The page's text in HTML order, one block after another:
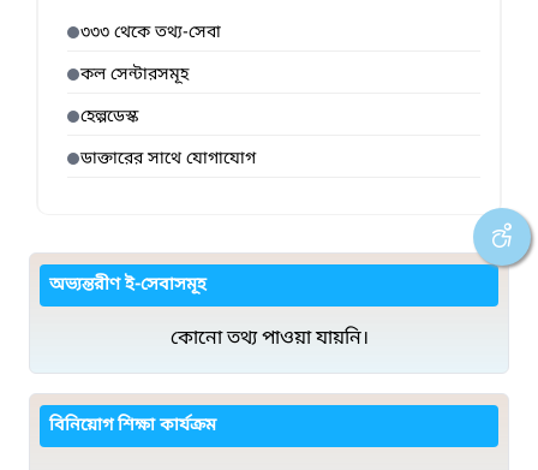
৩৩৩ থেকে তথ্য-সেবা
কল সেন্টারসমূহ
হেল্পডেস্ক
ডাক্তারের সাথে যোগাযোগ
অভ্যন্তরীণ ই-সেবাসমূহ
কোনো তথ্য পাওয়া যায়নি।
বিনিয়োগ শিক্ষা কার্যক্রম